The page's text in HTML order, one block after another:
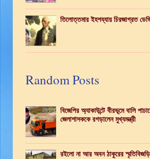
তিলোত্তমার ইহশয্যায় চিরজাগ্রত
Random Posts
বিজেপির অ্যাকাউন্টে বীরভূমে বালি
জেলাশাসককে রগড়ালেন মুখ্যমন্ত্রী
রইলো না আর অবন ঠাকুরের